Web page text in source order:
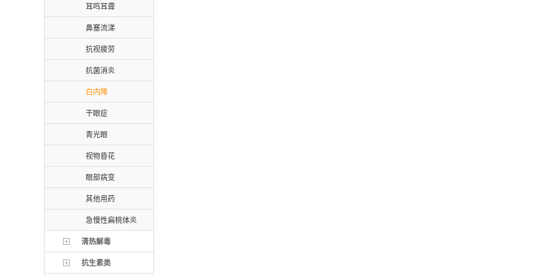
耳鸣耳聋
鼻塞流涕
抗视疲劳
抗菌消炎
白内障
干眼症
青光眼
视物昏花
眼部病变
其他用药
急慢性扁桃体炎
清热解毒
抗生素类